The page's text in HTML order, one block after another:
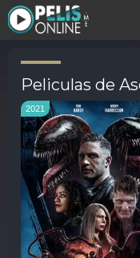
Peliculas de
2021